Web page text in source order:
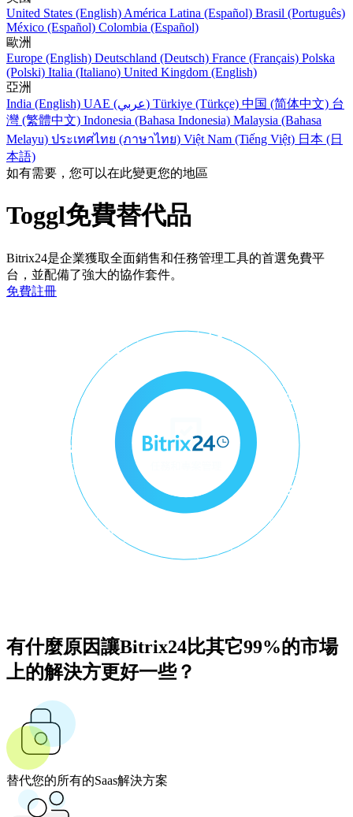
United States (English) América Latina (Español) Brasil (Português)
México (Español) Colombia (Español)
歐洲
Europe (English) Deutschland (Deutsch) France (Français) Polska
(Polski) Italia (Italiano) United Kingdom (English)
亞洲
India (English)
UAE (عربي) Türkiye (Türkçe) 中国 (简体中文) 台
灣 (繁體中文) Indonesia (Bahasa Indonesia) Malaysia (Bahasa
Melayu) ประเทศไทย (ภาษาไทย) Việt Nam (Tiếng Việt) 日本 (日
本語)
如有需要，您可以在此變更您的地區
Toggl免費替代品
Bitrix24是企業獲取全面銷售和任務管理工具的首選免費平
台，並配備了強大的協作套件。
免費註冊
有什麼原因讓Bitrix24比其它99%的市場
上的解決方更好一些？
替代您的所有的Saas解決方案